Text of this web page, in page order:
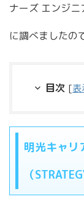
ナーズ エンジニ
に調べましたの
目次 [表
明光キャリ
（